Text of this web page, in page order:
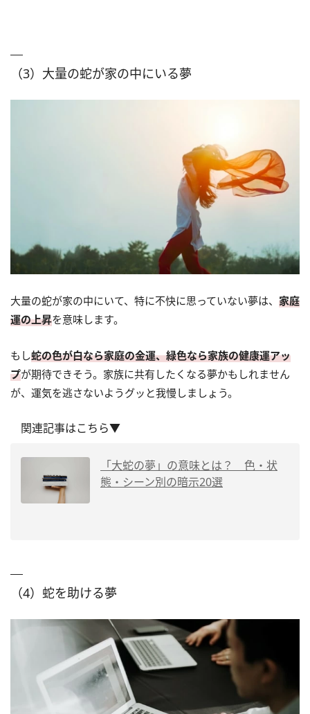
（3）大量の蛇が家の中にいる夢
大量の蛇が家の中にいて、特に不快に思っていない夢は、 家庭
運の上昇を意味します。
もし蛇の色が白なら家庭の金運、緑色なら家族の健康運アッ
プが期待できそう。家族に共有したくなる夢かもしれません
が、運気を逃さないようグッと我慢しましょう。
関連記事はこちら▼
「大蛇の夢」の意味とは？ 色・状
態・シーン別の暗示20選
（4）蛇を助ける夢